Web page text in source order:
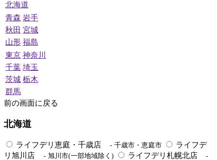
北海道
青森 岩手
秋田 宮城
山形 福島
東京 神奈川
千葉 埼玉
茨城 栃木
群馬
前の画面に戻る
北海道
ライフデリ恵庭・千歳店 - 千歳市・恵庭市
ライフデ
リ旭川店
- 旭川市(一部地域除く) ライフデリ札幌北店
-